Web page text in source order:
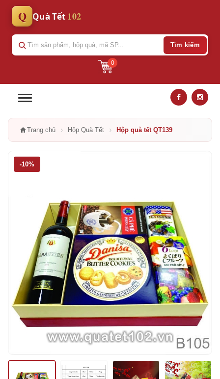
Q Quà Tết 102
0
Tìm kiếm
Trang chủ › Hộp Quà Tết › Hộp quà tết QT139
-10%